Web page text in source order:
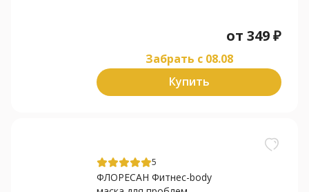
от 349₽
Забрать c 08.08
Купить
5
ФЛОРЕСАН Фитнес-body